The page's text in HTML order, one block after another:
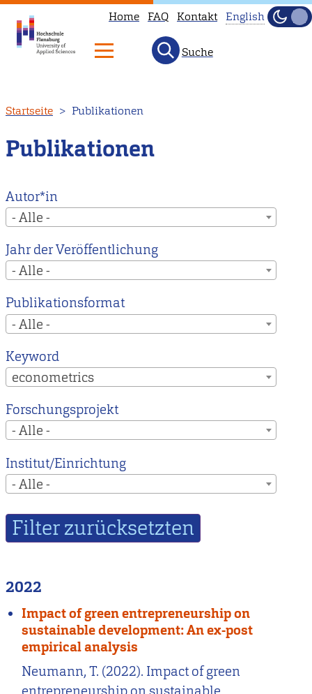
zum
Inhalt
Home FAQ Kontakt
to
our
main
instead.
English
Hell
Suche
Startseite Publikationen
Publikationen
Autor*in
- Alle -
Jahr der Veröffentlichung
- Alle -
Publikationsformat
- Alle -
Keyword
econometrics
Forschungsprojekt
- Alle -
Institut/Einrichtung
- Alle -
2022
Impact of green entrepreneurship on
sustainable development: An ex-post
empirical analysis
Neumann, T. (2022). Impact of green